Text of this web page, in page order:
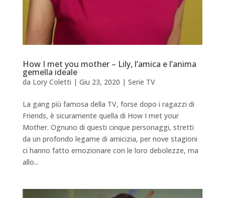
How I met you mother – Lily, l’amica e l’anima
gemella ideale
da Lory Coletti | Giu 23, 2020 | Serie TV
La gang più famosa della TV, forse dopo i ragazzi di
Friends, è sicuramente quella di How I met your
Mother. Ognuno di questi cinque personaggi, stretti
da un profondo legame di amicizia, per nove stagioni
ci hanno fatto emozionare con le loro debolezze, ma
allo...